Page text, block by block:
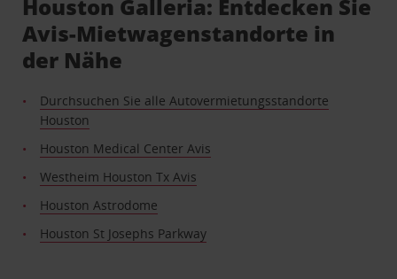
Houston Galleria: Entdecken Sie
Avis-Mietwagenstandorte in
der Nähe
Durchsuchen Sie alle Autovermietungsstandorte
Houston
Houston Medical Center Avis
Westheim Houston Tx Avis
Houston Astrodome
Houston St Josephs Parkway